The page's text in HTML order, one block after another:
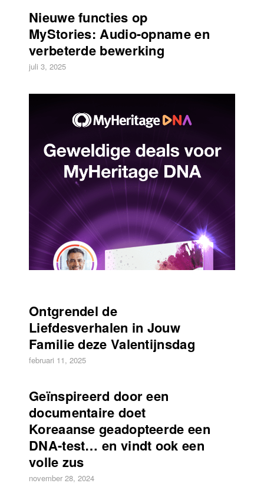
Nieuwe functies op
MyStories: Audio-opname en
verbeterde bewerking
juli 3, 2025
Ontgrendel de
Liefdesverhalen in Jouw
Familie deze Valentijnsdag
februari 11, 2025
Geïnspireerd door een
documentaire doet
Koreaanse geadopteerde een
DNA-test… en vindt ook een
volle zus
november 28, 2024